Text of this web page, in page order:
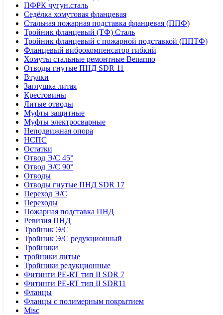
ПФРК чугун.сталь
Седёлка хомутовая фланцевая
Стальная пожарная подставка фланцевая (ППФ)
Тройник фланцевый (ТФ) Сталь
Тройник фланцевый с пожарной подставкой (ППТФ)
Фланцевый виброкомпенсатор гибкий
Хомуты стальные ремонтные Benarmo
Отводы гнутые ПНД SDR 11
Втулки
Заглушка литая
Крестовины
Литые отводы
Муфты защитные
Муфты электросварные
Неподвижная опора
НСПС
Остатки
Отвод Э/С 45°
Отвод Э/С 90°
Отводы
Отводы гнутые ПНД SDR 17
Переход Э/С
Переходы
Пожарная подставка ПНД
Ревизия ПНД
Тройник Э/С
Тройник Э/С редукционный
Тройники
тройники литые
Тройники редукционные
Фитинги PE-RT тип II SDR 7
Фитинги PE-RT тип II SDR11
Фланцы
Фланцы с полимерным покрытием
Misc